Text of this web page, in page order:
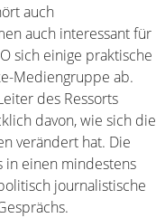
auch
auch interessant für
sich einige praktische
Mediengruppe ab.
des Ressorts
davon, wie sich die
verändert hat. Die
in einen mindestens
journalistische